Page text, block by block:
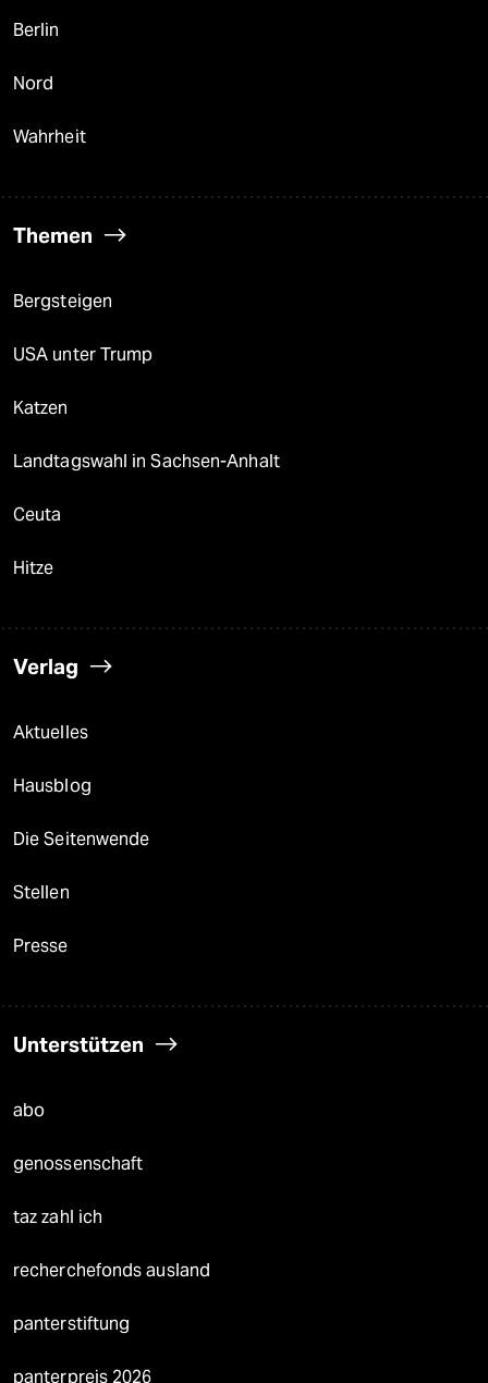
Berlin
Nord
Wahrheit
Themen
Bergsteigen
USA unter Trump
Katzen
Landtagswahl in Sachsen-Anhalt
Ceuta
Hitze
Verlag
Aktuelles
Hausblog
Die Seitenwende
Stellen
Presse
Unterstützen
abo
genossenschaft
taz zahl ich
recherchefonds ausland
panterstiftung
panterpreis 2026